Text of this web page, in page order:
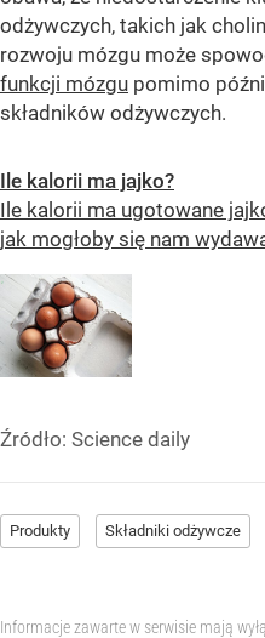
odżywczych, takich jak
rozwoju mózgu może
funkcji mózgu pomimo
składników odżywczych.
Ile kalorii ma jajko?
Ile kalorii ma ugotowane
jak mogłoby się nam
Źródło: Science daily
Produkty Składniki odżywcze
Informacje zawarte w serwisie mają